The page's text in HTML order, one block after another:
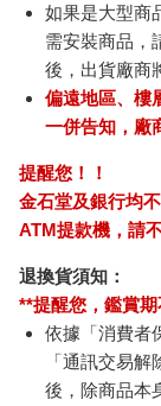
如果是大型商
需安裝商品，
後，出貨廠商
偏遠地區、樓
一併告知，廠
提醒您！！
金石堂及銀行均
ATM提款機，請
退換貨須知：
**提醒您，鑑賞
依據「消費者
「通訊交易
後，除商品本